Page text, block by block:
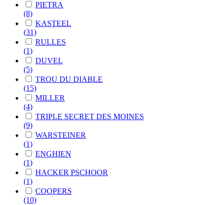
PIETRA
(8)
KASTEEL
(31)
RULLES
(1)
DUVEL
(5)
TROU DU DIABLE
(15)
MILLER
(4)
TRIPLE SECRET DES MOINES
(9)
WARSTEINER
(1)
ENGHIEN
(1)
HACKER PSCHOOR
(1)
COOPERS
(10)